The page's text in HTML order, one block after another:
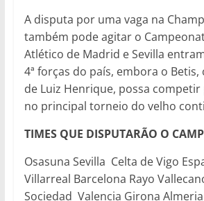
A disputa por uma vaga na
também pode agitar o
Atlético de Madrid e Sevilla
4ª forças do país, embora o Betis,
de Luiz Henrique, possa
no principal torneio do velho
TIMES QUE DISPUTARÃO O
Osasuna Sevilla Celta de Vigo
Villarreal Barcelona Rayo
Sociedad Valencia Girona